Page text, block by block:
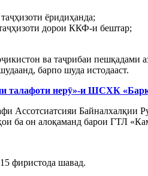
ёридиҳанда;
дорои ККФ-и бештар;
ва таҷрибаи пешқадами
барпо шуда истодааст.
талафоти нерӯ»-и ШСХК
Ассотсиатсияи
ба он алоқаманд барои ГТЛ
фиристода шавад.